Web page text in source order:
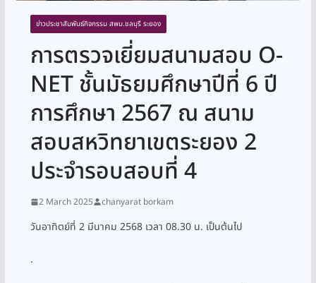
ข่าวประชาสัมพันธ์กิจกรรม สพม.ชลบุรี ระยอง
การตรวจเยี่ยมสนามสอบ O-
NET ชั้นมัธยมศึกษาปีที่ 6 ปี
การศึกษา 2567 ณ สนาม
สอบสหวิทยาเขตระยอง 2
ประจำรอบสอบที่ 4
2 March 2025 chanyarat borkam
วันอาทิตย์ที่ 2 มีนาคม 2568 เวลา 08.30 น. เป็นต้นไป
.